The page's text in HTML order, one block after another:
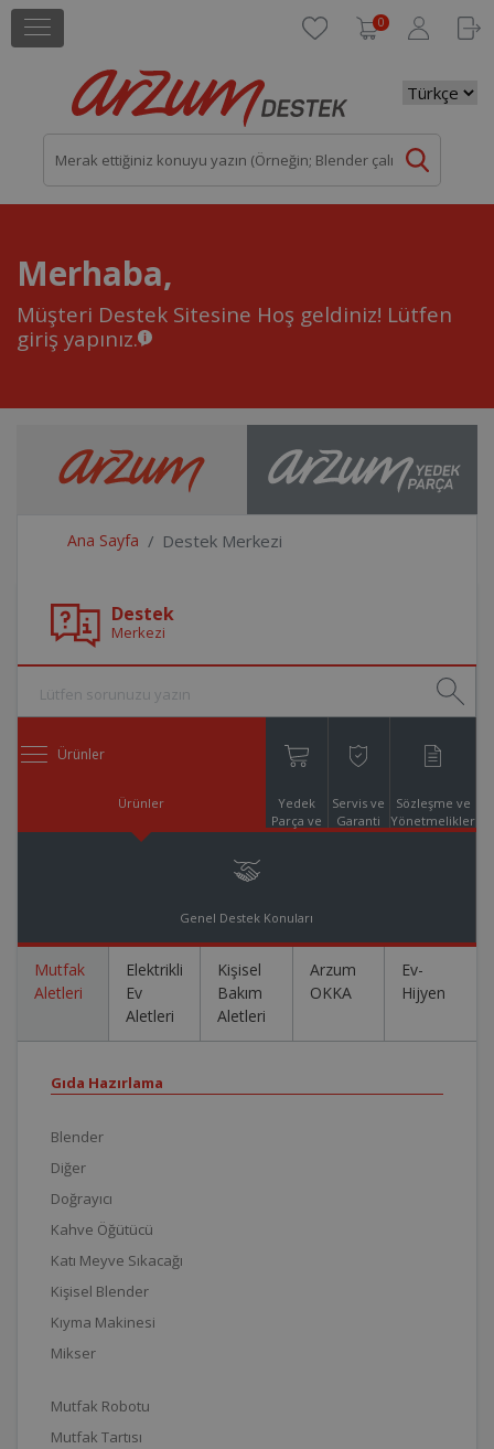
0
Merhaba,
Müşteri Destek Sitesine Hoş geldiniz! Lütfen
giriş yapınız.
Ana Sayfa Destek Merkezi
Destek
Merkezi
Ürünler
Ürünler
Yedek
Parça ve
Servis ve
Garanti
Sözleşme ve
Yönetmelikler
Genel Destek Konuları
Mutfak
Aletleri
Elektrikli
Ev
Aletleri
Kişisel
Bakım
Aletleri
Arzum
OKKA
Ev-
Hijyen
Gıda Hazırlama
Blender
Diğer
Doğrayıcı
Kahve Öğütücü
Katı Meyve Sıkacağı
Kişisel Blender
Kıyma Makinesi
Mikser
Mutfak Robotu
Mutfak Tartısı